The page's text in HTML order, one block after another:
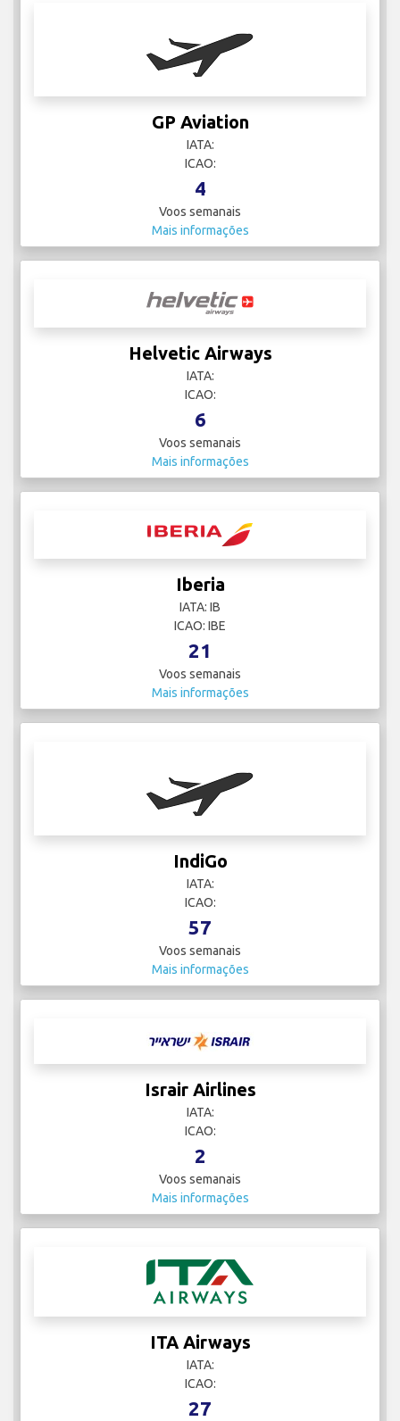
GP Aviation
IATA:
ICAO:
4
Voos semanais
Mais informações
Helvetic Airways
IATA:
ICAO:
6
Voos semanais
Mais informações
Iberia
IATA: IB
ICAO: IBE
21
Voos semanais
Mais informações
IndiGo
IATA:
ICAO:
57
Voos semanais
Mais informações
Israir Airlines
IATA:
ICAO:
2
Voos semanais
Mais informações
ITA Airways
IATA:
ICAO:
27